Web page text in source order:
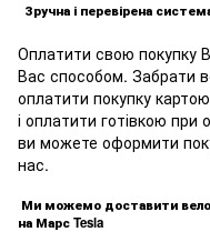
Зручна і перевірена
Оплатити свою покупку
Вас способом. Забрати
оплатити покупку
і оплатити готівкою
ви можете оформити
нас.
Ми можемо доставити
на Марс Tesla